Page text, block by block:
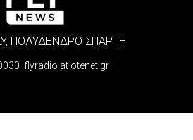
ΠΟΛΥΔΕΝΔΡΟ ΣΠΑΡΤΗ
flyradio at otenet.gr